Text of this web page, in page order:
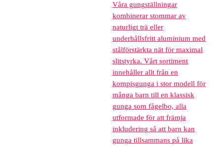
Våra gungställningar
kombinerar stommar av
naturligt trä eller
underhållsfritt aluminium med
stålförstärkta nät för maximal
slitstyrka. Vårt sortiment
innehåller allt från en
kompisgunga i stor modell för
många barn till en klassisk
gunga som fågelbo, alla
utformade för att främja
inkludering så att barn kan
gunga tillsammans på lika